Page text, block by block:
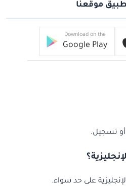
موقعنا
Download on the
Google Play
على حد سواء.